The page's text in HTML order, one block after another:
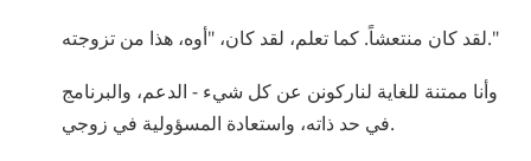
لقد كان منتعشاً. كما تعلم، لقد كان، "أوه، هذا من تزوجته."
وأنا ممتنة للغاية لناركونن عن كل شيء - الدعم، والبرنامج
في حد ذاته، واستعادة المسؤولية في زوجي.